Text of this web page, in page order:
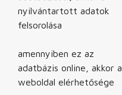
nyilvántartott adatok
felsorolása
amennyiben ez az
adatbázis online, akkor a
weboldal elérhetősége